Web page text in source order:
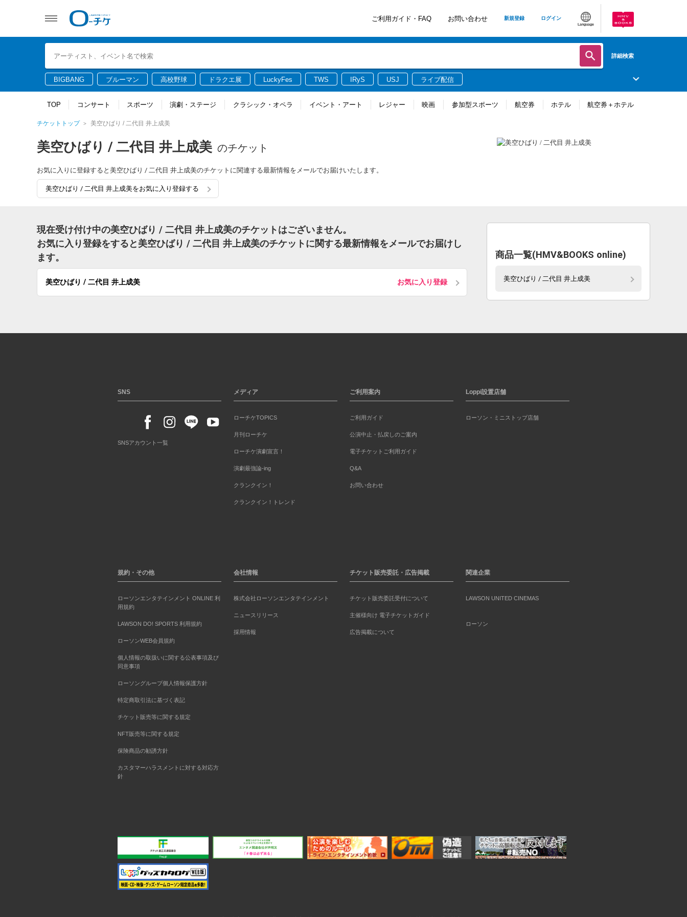
ご利用ガイド・FAQ お問い合わせ 新規登録 ログイン
Language
詳細検索
BIGBANG ブルーマン 高校野球 ドラクエ展 LuckyFes TWS IRyS USJ ライブ配信
TOP コンサート スポーツ 演劇・ステージ クラシック・オペラ イベント・アート レジャー 映画 参加型スポーツ 航空券 ホテル 航空券＋ホテル
チケットトップ 美空ひばり / 二代目 井上成美
美空ひばり / 二代目 井上成美 のチケット
お気に入りに登録すると美空ひばり / 二代目 井上成美のチケットに関連する最新情報をメールでお届けいたします。
美空ひばり / 二代目 井上成美をお気に入り登録する
現在受け付け中の美空ひばり / 二代目 井上成美のチケットはございません。
お気に入り登録をすると美空ひばり / 二代目 井上成美のチケットに関する最新情報をメールでお届けし
ます。
美空ひばり / 二代目 井上成美 お気に入り登録
商品一覧(HMV&BOOKS online)
美空ひばり / 二代目 井上成美
SNS
SNSアカウント一覧
メディア
ローチケTOPICS
月刊ローチケ
ローチケ演劇宣言！
演劇最強論-ing
クランクイン！
クランクイン！トレンド
ご利用案内
ご利用ガイド
公演中止・払戻しのご案内
電子チケットご利用ガイド
Q&A
お問い合わせ
Loppi設置店舗
ローソン・ミニストップ店舗
規約・その他
ローソンエンタテインメント ONLINE 利
用規約
LAWSON DO! SPORTS 利用規約
ローソンWEB会員規約
個人情報の取扱いに関する公表事項及び
同意事項
ローソングループ個人情報保護方針
特定商取引法に基づく表記
チケット販売等に関する規定
NFT販売等に関する規定
保険商品の勧誘方針
カスタマーハラスメントに対する対応方
針
会社情報
株式会社ローソンエンタテインメント
ニュースリリース
採用情報
チケット販売委託・広告掲載
チケット販売委託受付について
主催様向け 電子チケットガイド
広告掲載について
関連企業
LAWSON UNITED CINEMAS
ローソン